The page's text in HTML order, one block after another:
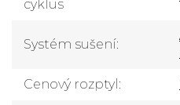
cyklus
Systém sušení:
Cenový rozptyl :